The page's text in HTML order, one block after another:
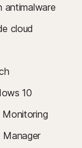
de suppression
de l'appareil
antimalware
cloud
10
Monitoring
Manager